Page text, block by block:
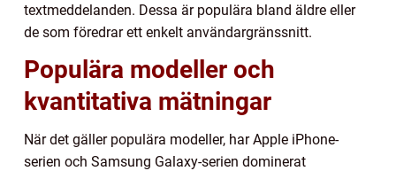
textmeddelanden. Dessa är populära bland äldre eller
de som föredrar ett enkelt användargränssnitt.
Populära modeller och
kvantitativa mätningar
När det gäller populära modeller, har Apple iPhone-
serien och Samsung Galaxy-serien dominerat